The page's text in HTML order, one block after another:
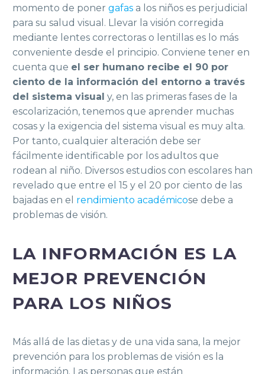
momento de poner gafas a los niños es perjudicial
para su salud visual. Llevar la visión corregida
mediante lentes correctoras o lentillas es lo más
conveniente desde el principio. Conviene tener en
cuenta que el ser humano recibe el 90 por
ciento de la información del entorno a través
del sistema visual y, en las primeras fases de la
escolarización, tenemos que aprender muchas
cosas y la exigencia del sistema visual es muy alta.
Por tanto, cualquier alteración debe ser
fácilmente identificable por los adultos que
rodean al niño. Diversos estudios con escolares han
revelado que entre el 15 y el 20 por ciento de las
bajadas en el rendimiento académicose debe a
problemas de visión.
LA INFORMACIÓN ES LA
MEJOR PREVENCIÓN
PARA LOS NIÑOS
Más allá de las dietas y de una vida sana, la mejor
prevención para los problemas de visión es la
información. Las personas que están